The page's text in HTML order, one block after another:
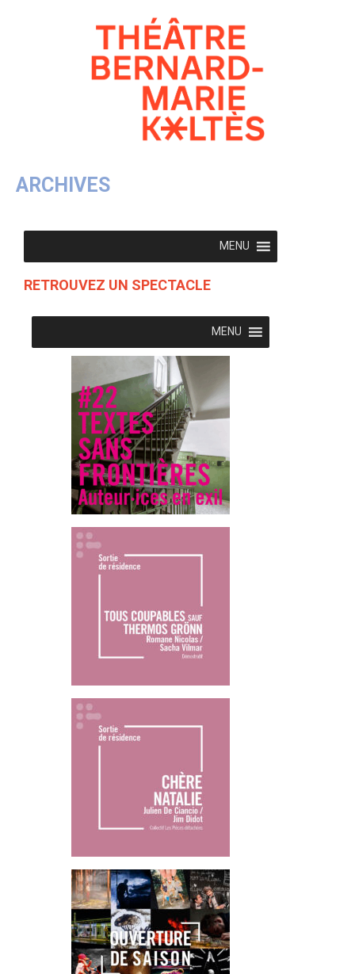
ARCHIVES
MENU
RETROUVEZ UN SPECTACLE
MENU